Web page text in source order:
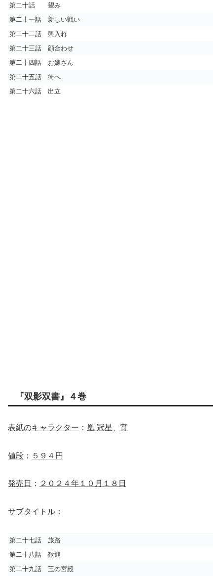
第二十話 望み
第二十一話 新しい戦い
第二十二話 輿入れ
第二十三話 顔合わせ
第二十四話 お嫁さん
第二十五話 街へ
第二十六話 出立
『双影双書』４巻
表紙のキャラクター ： 凰 冠星 宵
値段 ： ５９４円
発売日 ： ２０２４年１０月１８日
サブタイトル ：
第二十七話 旅路
第二十八話 歓迎
第二十九話 王の宮殿